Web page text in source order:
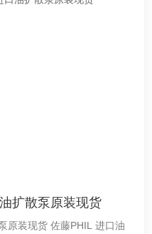
扩散泵原装现货
原装现货 佐藤PHIL 进口油